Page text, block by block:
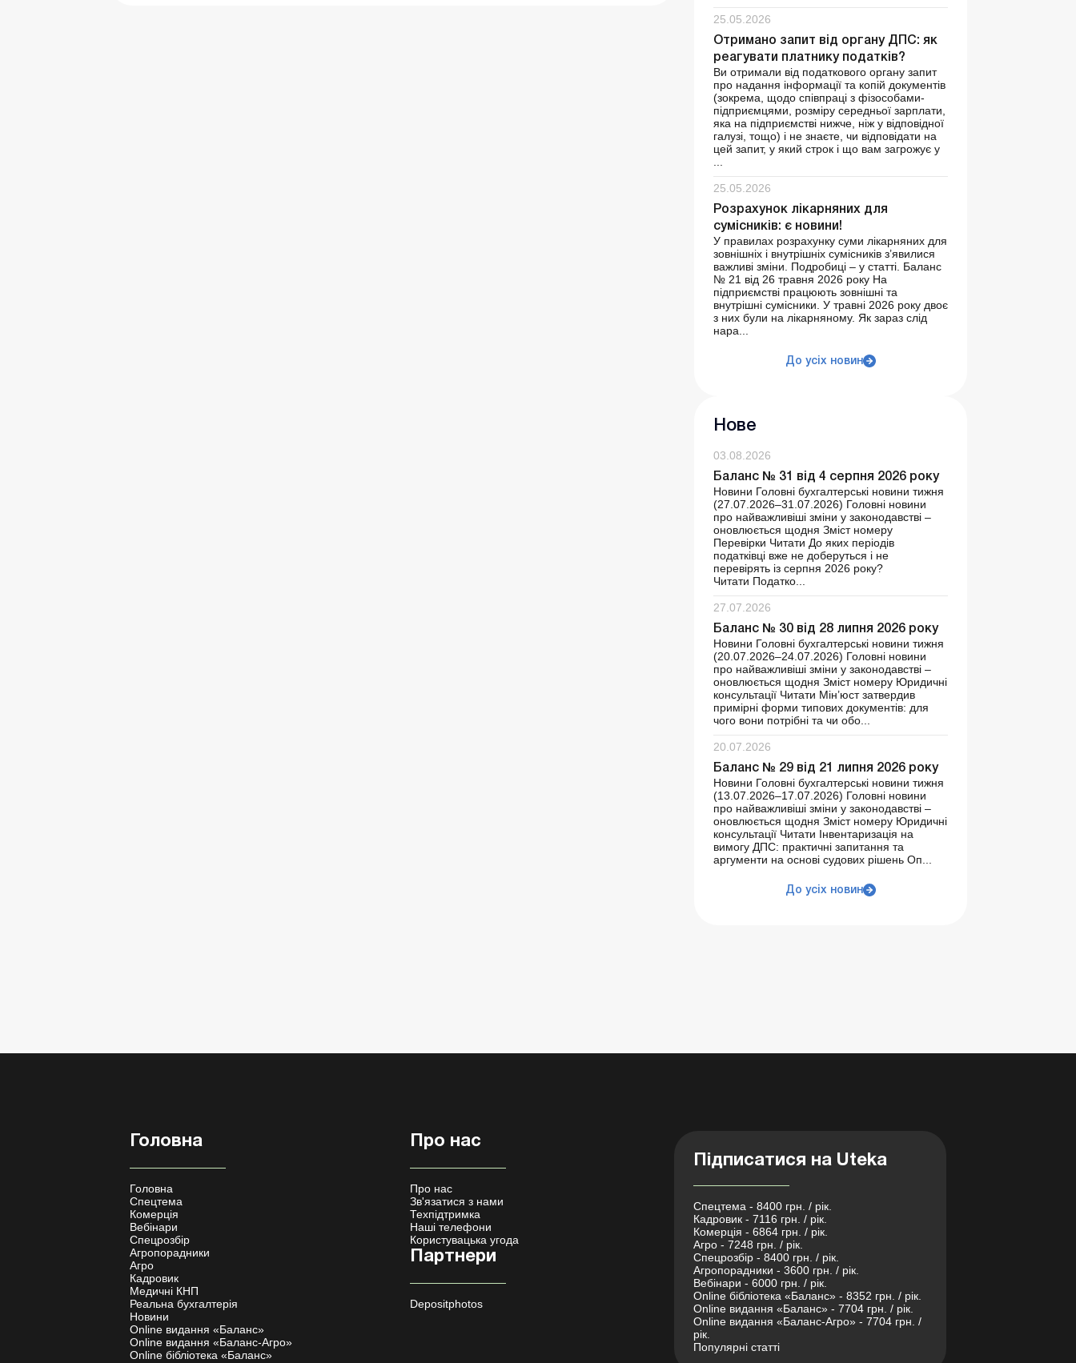
25.05.2026
Отримано запит від органу ДПС: як
реагувати платнику податків?
Ви отримали від податкового органу запит
про надання інформації та копій документів
(зокрема, щодо співпраці з фізособами-
підприємцями, розміру середньої зарплати,
яка на підприємстві нижче, ніж у відповідної
галузі, тощо) і не знаєте, чи відповідати на
цей запит, у який строк і що вам загрожує у
25.05.2026
Розрахунок лікарняних для
сумісників: є новини!
У правилах розрахунку суми лікарняних для
зовнішніх і внутрішніх сумісників з’явилися
важливі зміни. Подробиці – у статті. Баланс
№ 21 від 26 травня 2026 року На
підприємстві працюють зовнішні та
внутрішні сумісники. У травні 2026 року двоє
з них були на лікарняному. Як зараз слід
нара...
До усіх новин
Нове
03.08.2026
Баланс № 31 від 4 серпня 2026 року
Новини Головні бухгалтерські новини тижня
(27.07.2026–31.07.2026) Головні новини
про найважливіші зміни у законодавстві –
оновлюється щодня Зміст номеру
Перевірки Читати До яких періодів
податківці вже не доберуться і не
перевірять із серпня 2026 року?
Читати Податко...
27.07.2026
Баланс № 30 від 28 липня 2026 року
Новини Головні бухгалтерські новини тижня
(20.07.2026–24.07.2026) Головні новини
про найважливіші зміни у законодавстві –
оновлюється щодня Зміст номеру Юридичні
консультації Читати Мін’юст затвердив
примірні форми типових документів: для
чого вони потрібні та чи обо...
20.07.2026
Баланс № 29 від 21 липня 2026 року
Новини Головні бухгалтерські новини тижня
(13.07.2026–17.07.2026) Головні новини
про найважливіші зміни у законодавстві –
оновлюється щодня Зміст номеру Юридичні
консультації Читати Інвентаризація на
вимогу ДПС: практичні запитання та
аргументи на основі судових рішень Оп...
До усіх новин
Головна
Головна
Спецтема
Комерція
Вебінари
Спецрозбір
Агропорадники
Агро
Кадровик
Медичні КНП
Реальна бухгалтерія
Новини
Online видання «Баланс»
Online видання «Баланс-Агро»
Online бібліотека «Баланс»
Про нас
Про нас
Зв'язатися з нами
Техпідтримка
Наші телефони
Користувацька угода
Партнери
Depositphotos
Підписатися на Uteka
Спецтема - 8400 грн. / рік.
Кадровик - 7116 грн. / рік.
Комерція - 6864 грн. / рік.
Агро - 7248 грн. / рік.
Спецрозбір - 8400 грн. / рік.
Агропорадники - 3600 грн. / рік.
Вебінари - 6000 грн. / рік.
Online бібліотека «Баланс» - 8352 грн. / рік.
Online видання «Баланс» - 7704 грн. / рік.
Online видання «Баланс-Агро» - 7704 грн. /
рік.
Популярні статті